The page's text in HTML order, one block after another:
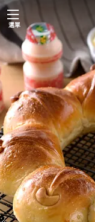
跳
至
主
要
內
容
選單